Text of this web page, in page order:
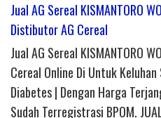
Jual AG Sereal KISMANTORO
Distibutor AG Cereal
Jual AG Sereal KISMANTORO
Cereal Online Di Untuk
Diabetes | Dengan Harga
Sudah Terregistrasi BPOM.